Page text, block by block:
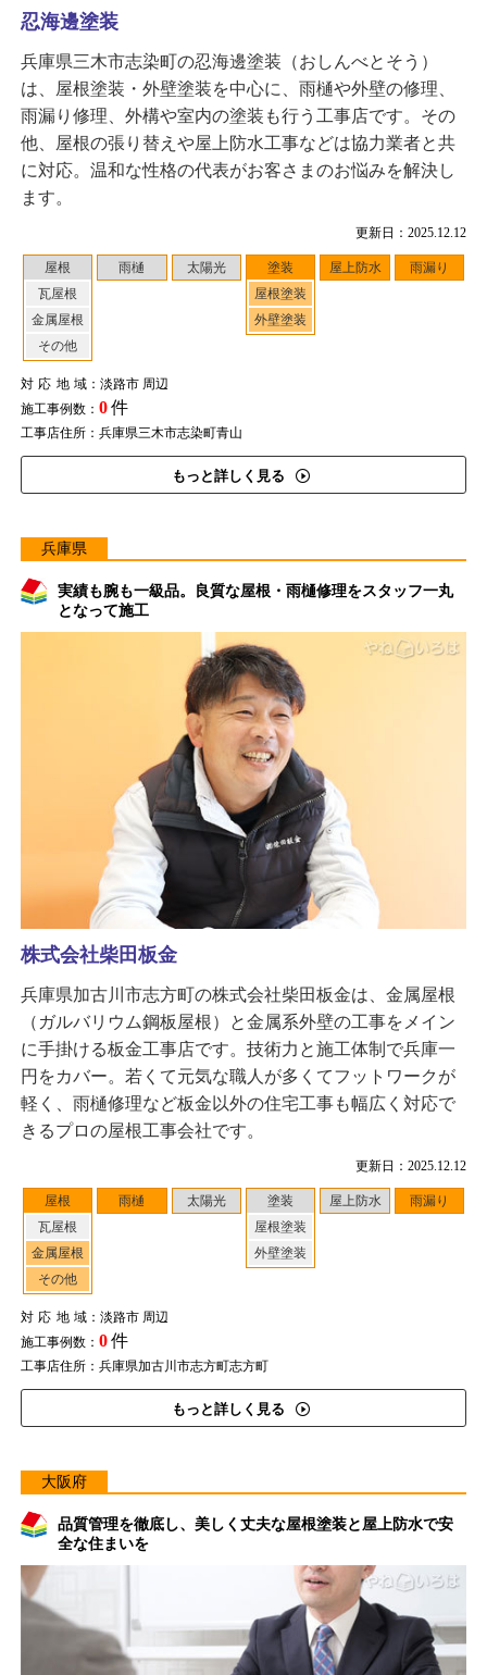
更新日：2025.12.12
屋根
瓦屋根
金属屋根
その他
雨樋 太陽光
塗装
屋根塗装
外壁塗装
屋上防水 雨漏り
対応地域：淡路市 周辺
施工事例数： 0件
工事店住所：兵庫県三木市志染町青山
もっと詳しく見る
忍海邊塗装
兵庫県三木市志染町の忍海邊塗装（おしんべとそう）
は、屋根塗装・外壁塗装を中心に、雨樋や外壁の修理、
雨漏り修理、外構や室内の塗装も行う工事店です。その
他、屋根の張り替えや屋上防水工事などは協力業者と共
に対応。温和な性格の代表がお客さまのお悩みを解決し
ます。
兵庫県
実績も腕も一級品。良質な屋根・雨樋修理をスタッフ一丸
となって施工
更新日：2025.12.12
屋根
瓦屋根
金属屋根
その他
雨樋 太陽光
塗装
屋根塗装
外壁塗装
屋上防水 雨漏り
対応地域：淡路市 周辺
施工事例数： 0件
工事店住所：兵庫県加古川市志方町志方町
もっと詳しく見る
株式会社柴田板金
兵庫県加古川市志方町の株式会社柴田板金は、金属屋根
（ガルバリウム鋼板屋根）と金属系外壁の工事をメイン
に手掛ける板金工事店です。技術力と施工体制で兵庫一
円をカバー。若くて元気な職人が多くてフットワークが
軽く、雨樋修理など板金以外の住宅工事も幅広く対応で
きるプロの屋根工事会社です。
大阪府
品質管理を徹底し、美しく丈夫な屋根塗装と屋上防水で安
全な住まいを